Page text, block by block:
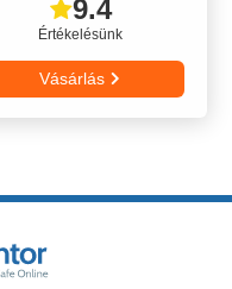
Értékelésünk
9.4
Vásárlás